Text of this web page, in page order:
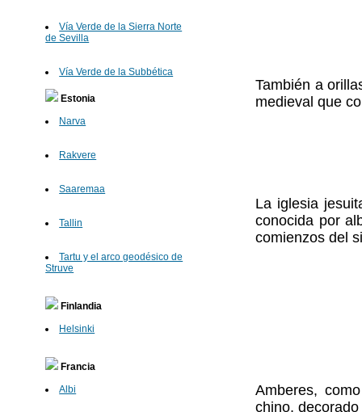
Vía Verde de la Sierra Norte
de Sevilla
Vía Verde de la Subbética
Estonia
Narva
Rakvere
Saaremaa
Tallin
Tartu y el arco geodésico de
Struve
Finlandia
Helsinki
Francia
Albi
También a
medieval que
La iglesia
conocida por
comienzos del
Amberes,
chino,